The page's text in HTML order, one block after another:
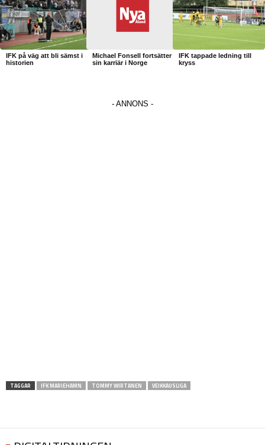
IFK på väg att bli sämst i
historien
Michael Fonsell fortsätter
sin karriär i Norge
IFK tappade ledning till
kryss
TAGGAR IFK MARIEHAMN TOMMY WIRTANEN VEIKKAUSLIGA